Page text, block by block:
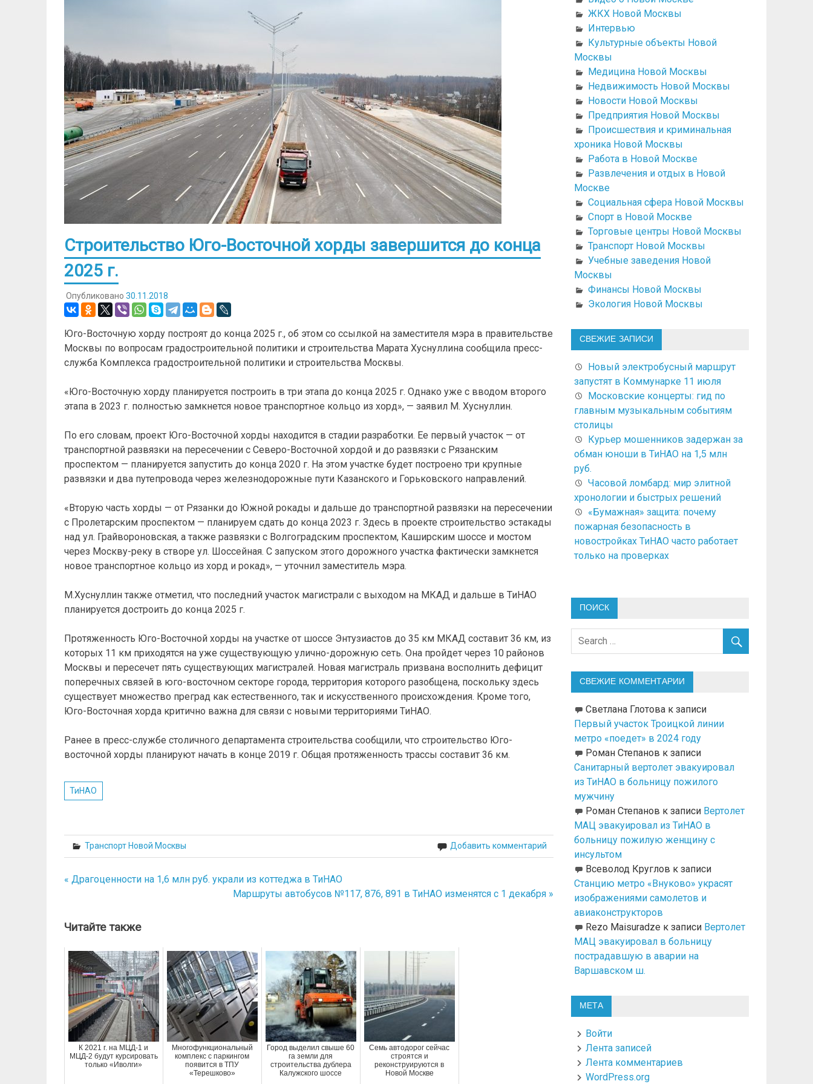
Строительство Юго-Восточной хорды завершится до конца
2025 г.
Опубликовано 30.11.2018
Юго-Восточную хорду построят до конца 2025 г., об этом со ссылкой на заместителя мэра в правительстве
Москвы по вопросам градостроительной политики и строительства Марата Хуснуллина сообщила пресс-
служба Комплекса градостроительной политики и строительства Москвы.
«Юго-Восточную хорду планируется построить в три этапа до конца 2025 г. Однако уже с вводом второго
этапа в 2023 г. полностью замкнется новое транспортное кольцо из хорд», — заявил М. Хуснуллин.
По его словам, проект Юго-Восточной хорды находится в стадии разработки. Ее первый участок — от
транспортной развязки на пересечении с Северо-Восточной хордой и до развязки с Рязанским
проспектом — планируется запустить до конца 2020 г. На этом участке будет построено три крупные
развязки и два путепровода через железнодорожные пути Казанского и Горьковского направлений.
«Вторую часть хорды — от Рязанки до Южной рокады и дальше до транспортной развязки на пересечении
с Пролетарским проспектом — планируем сдать до конца 2023 г. Здесь в проекте строительство эстакады
над ул. Грайвороновская, а также развязки с Волгоградским проспектом, Каширским шоссе и мостом
через Москву-реку в створе ул. Шоссейная. С запуском этого дорожного участка фактически замкнется
новое транспортное кольцо из хорд и рокад», — уточнил заместитель мэра.
М.Хуснуллин также отметил, что последний участок магистрали с выходом на МКАД и дальше в ТиНАО
планируется достроить до конца 2025 г.
Протяженность Юго-Восточной хорды на участке от шоссе Энтузиастов до 35 км МКАД составит 36 км, из
которых 11 км приходятся на уже существующую улично-дорожную сеть. Она пройдет через 10 районов
Москвы и пересечет пять существующих магистралей. Новая магистраль призвана восполнить дефицит
поперечных связей в юго-восточном секторе города, территория которого разобщена, поскольку здесь
существует множество преград как естественного, так и искусственного происхождения. Кроме того,
Юго-Восточная хорда критично важна для связи с новыми территориями ТиНАО.
Ранее в пресс-службе столичного департамента строительства сообщили, что строительство Юго-
восточной хорды планируют начать в конце 2019 г. Общая протяженность трассы составит 36 км.
ТиНАО
Транспорт Новой Москвы Добавить комментарий
Навигация
записям
« Драгоценности на 1,6 млн руб. украли из коттеджа в ТиНАО
Маршруты автобусов №117, 876, 891 в ТиНАО изменятся с 1 декабря »
Читайте также
К 2021 г. на МЦД-1 и
МЦД-2 будут курсировать
только «Иволги»
Многофункциональный
комплекс с паркингом
появится в ТПУ
«Терешково»
Город выделил свыше 60
га земли для
строительства дублера
Калужского шоссе
Семь автодорог сейчас
строятся и
реконструируются в
Новой Москве
ЖКХ Новой Москвы
Интервью
Культурные объекты Новой
Москвы
Медицина Новой Москвы
Недвижимость Новой Москвы
Новости Новой Москвы
Предприятия Новой Москвы
Происшествия и криминальная
хроника Новой Москвы
Работа в Новой Москве
Развлечения и отдых в Новой
Москве
Социальная сфера Новой Москвы
Спорт в Новой Москве
Торговые центры Новой Москвы
Транспорт Новой Москвы
Учебные заведения Новой
Москвы
Финансы Новой Москвы
Экология Новой Москвы
СВЕЖИЕ ЗАПИСИ
Новый электробусный маршрут
запустят в Коммунарке 11 июля
Московские концерты: гид по
главным музыкальным событиям
столицы
Курьер мошенников задержан за
обман юноши в ТиНАО на 1,5 млн
руб.
Часовой ломбард: мир элитной
хронологии и быстрых решений
«Бумажная» защита: почему
пожарная безопасность в
новостройках ТиНАО часто работает
только на проверках
ПОИСК
СВЕЖИЕ КОММЕНТАРИИ
Светлана Глотовак записи
Первый участок Троицкой линии
метро «поедет» в 2024 году
Роман Степанов к записи
Санитарный вертолет эвакуировал
из ТиНАО в больницу пожилого
мужчину
Роман Степанов к записи Вертолет
МАЦ эвакуировал из ТиНАО в
больницу пожилую женщину с
инсультом
Всеволод Круглов к записи
Станцию метро «Внуково» украсят
изображениями самолетов и
авиаконструкторов
Rezo Maisuradze к записи Вертолет
МАЦ эвакуировал в больницу
пострадавшую в аварии на
Варшавском ш.
МЕТА
Войти
Лента записей
Лента комментариев
WordPress.org